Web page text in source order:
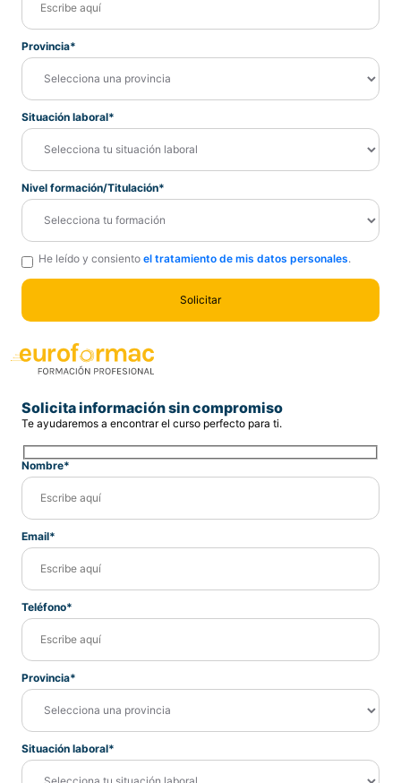
Provincia*
Situación laboral*
Nivel formación/Titulación*
He leído y consiento el tratamiento de mis datos personales.
Solicita información sin compromiso
Te ayudaremos a encontrar el curso perfecto para ti.
Nombre*
Email*
Teléfono*
Provincia*
Situación laboral*